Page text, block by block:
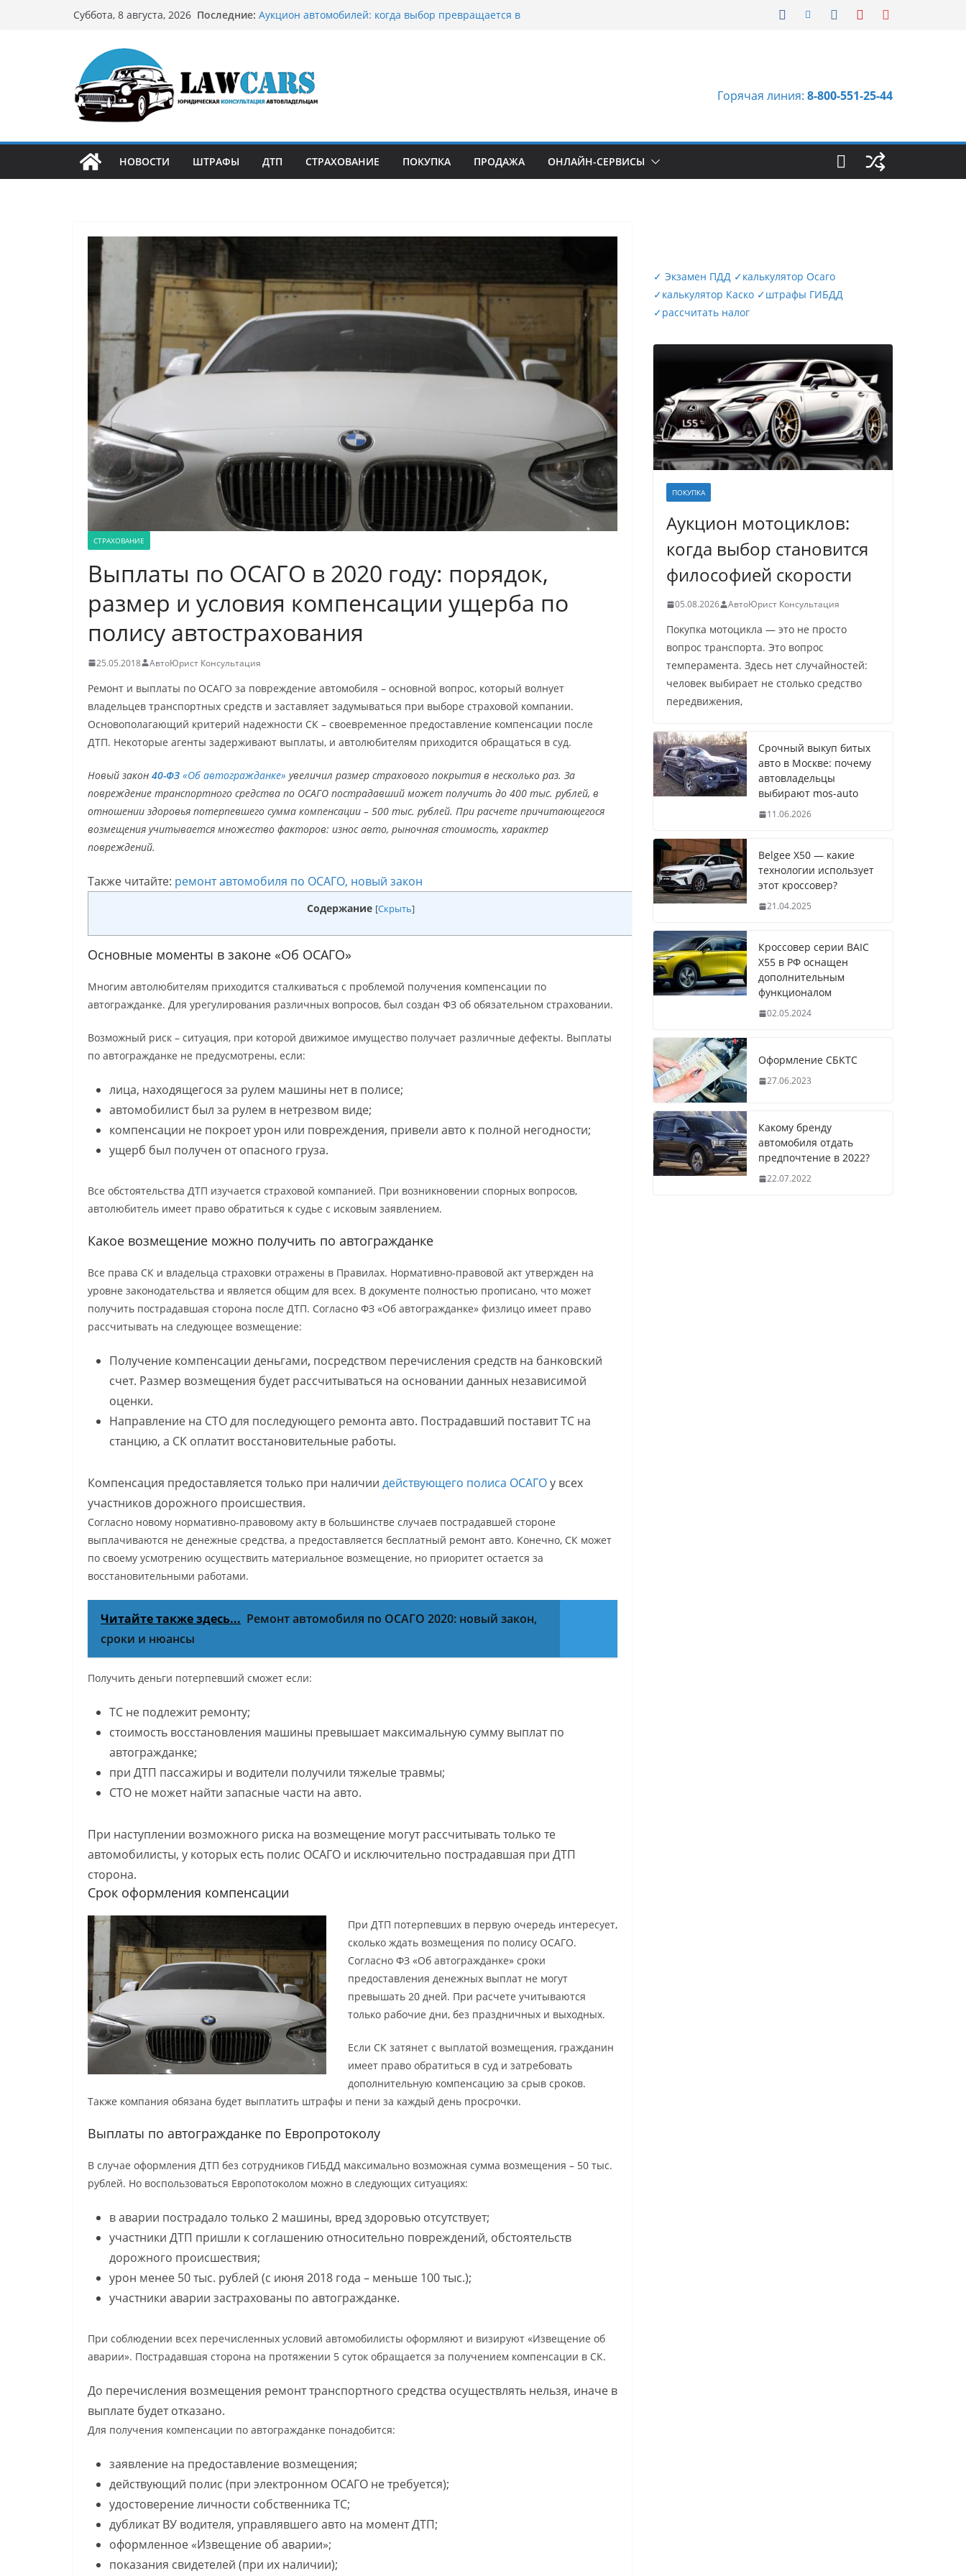
Суббота, 8 августа, 2026 Последние: Аукцион автомобилей: когда выбор превращается в
Срочный выкуп битых авто в Москве: почему
автовладельцы выбирают mos-auto
Бриллиантовые серьги: вечная классика или
может подойти
Горячая линия: 8-800-551-25-44
НОВОСТИ ШТРАФЫ ДТП СТРАХОВАНИЕ ПОКУПКА ПРОДАЖА ОНЛАЙН-СЕРВИСЫ
СТРАХОВАНИЕ
Выплаты по ОСАГО в 2020 году: порядок,
размер и условия компенсации ущерба по
полису автострахования
25.05.2018 АвтоЮрист Консультация
Ремонт и выплаты по ОСАГО за повреждение автомобиля – основной вопрос, который волнует
владельцев транспортных средств и заставляет задумываться при выборе страховой компании.
Основополагающий критерий надежности СК – своевременное предоставление компенсации после
ДТП. Некоторые агенты задерживают выплаты, и автолюбителям приходится обращаться в суд.
Новый закон 40-ФЗ «Об автогражданке» увеличил размер страхового покрытия в несколько раз. За
повреждение транспортного средства по ОСАГО пострадавший может получить до 400 тыс. рублей, в
отношении здоровья потерпевшего сумма компенсации – 500 тыс. рублей. При расчете причитающегося
возмещения учитывается множество факторов: износ авто, рыночная стоимость, характер
повреждений.
Также читайте: ремонт автомобиля по ОСАГО, новый закон
Содержание [Скрыть]
Основные моменты в законе «Об ОСАГО»
Многим автолюбителям приходится сталкиваться с проблемой получения компенсации по
автогражданке. Для урегулирования различных вопросов, был создан ФЗ об обязательном страховании.
Возможный риск – ситуация, при которой движимое имущество получает различные дефекты. Выплаты
по автогражданке не предусмотрены, если:
лица, находящегося за рулем машины нет в полисе;
автомобилист был за рулем в нетрезвом виде;
компенсации не покроет урон или повреждения, привели авто к полной негодности;
ущерб был получен от опасного груза.
Все обстоятельства ДТП изучается страховой компанией. При возникновении спорных вопросов,
автолюбитель имеет право обратиться к судье с исковым заявлением.
Какое возмещение можно получить по автогражданке
Все права СК и владельца страховки отражены в Правилах. Нормативно-правовой акт утвержден на
уровне законодательства и является общим для всех. В документе полностью прописано, что может
получить пострадавшая сторона после ДТП. Согласно ФЗ «Об автогражданке» физлицо имеет право
рассчитывать на следующее возмещение:
Получение компенсации деньгами, посредством перечисления средств на банковский
счет. Размер возмещения будет рассчитываться на основании данных независимой
оценки.
Направление на СТО для последующего ремонта авто. Пострадавший поставит ТС на
станцию, а СК оплатит восстановительные работы.
Компенсация предоставляется только при наличии действующего полиса ОСАГОу всех
участников дорожного происшествия.
Согласно новому нормативно-правовому акту в большинстве случаев пострадавшей стороне
выплачиваются не денежные средства, а предоставляется бесплатный ремонт авто. Конечно, СК может
по своему усмотрению осуществить материальное возмещение, но приоритет остается за
восстановительными работами.
Читайте также здесь... Ремонт автомобиля по ОСАГО 2020: новый закон,
сроки и нюансы
Получить деньги потерпевший сможет если:
ТС не подлежит ремонту;
стоимость восстановления машины превышает максимальную сумму выплат по
автогражданке;
при ДТП пассажиры и водители получили тяжелые травмы;
СТО не может найти запасные части на авто.
При наступлении возможного риска на возмещение могут рассчитывать только те
автомобилисты, у которых есть полис ОСАГО и исключительно пострадавшая при ДТП
сторона.
Срок оформления компенсации
При ДТП потерпевших в первую очередь интересует,
сколько ждать возмещения по полису ОСАГО.
Согласно ФЗ «Об автогражданке» сроки
предоставления денежных выплат не могут
превышать 20 дней. При расчете учитываются
только рабочие дни, без праздничных и выходных.
Если СК затянет с выплатой возмещения, гражданин
имеет право обратиться в суд и затребовать
дополнительную компенсацию за срыв сроков.
Также компания обязана будет выплатить штрафы и пени за каждый день просрочки.
Выплаты по автогражданке по Европротоколу
В случае оформления ДТП без сотрудников ГИБДД максимально возможная сумма возмещения – 50 тыс.
рублей. Но воспользоваться Европотоколом можно в следующих ситуациях:
в аварии пострадало только 2 машины, вред здоровью отсутствует;
участники ДТП пришли к соглашению относительно повреждений, обстоятельств
дорожного происшествия;
урон менее 50 тыс. рублей (с июня 2018 года – меньше 100 тыс.);
участники аварии застрахованы по автогражданке.
При соблюдении всех перечисленных условий автомобилисты оформляют и визируют «Извещение об
аварии». Пострадавшая сторона на протяжении 5 суток обращается за получением компенсации в СК.
До перечисления возмещения ремонт транспортного средства осуществлять нельзя, иначе в
выплате будет отказано.
Для получения компенсации по автогражданке понадобится:
заявление на предоставление возмещения;
действующий полис (при электронном ОСАГО не требуется);
удостоверение личности собственника ТС;
дубликат ВУ водителя, управлявшего авто на момент ДТП;
оформленное «Извещение об аварии»;
показания свидетелей (при их наличии);
✓ Экзамен ПДД ✓калькулятор Осаго
✓калькулятор Каско ✓штрафы ГИБДД
✓рассчитать налог
ПОКУПКА
Аукцион мотоциклов:
когда выбор становится
философией скорости
05.08.2026 АвтоЮрист Консультация
Покупка мотоцикла — это не просто
вопрос транспорта. Это вопрос
темперамента. Здесь нет случайностей:
человек выбирает не столько средство
передвижения,
Срочный выкуп битых
авто в Москве: почему
автовладельцы
выбирают mos-auto
11.06.2026
Belgee X50 — какие
технологии использует
этот кроссовер?
21.04.2025
Кроссовер серии BAIC
X55 в РФ оснащен
дополнительным
функционалом
02.05.2024
Оформление СБКТС
27.06.2023
Какому бренду
автомобиля отдать
предпочтение в 2022?
22.07.2022